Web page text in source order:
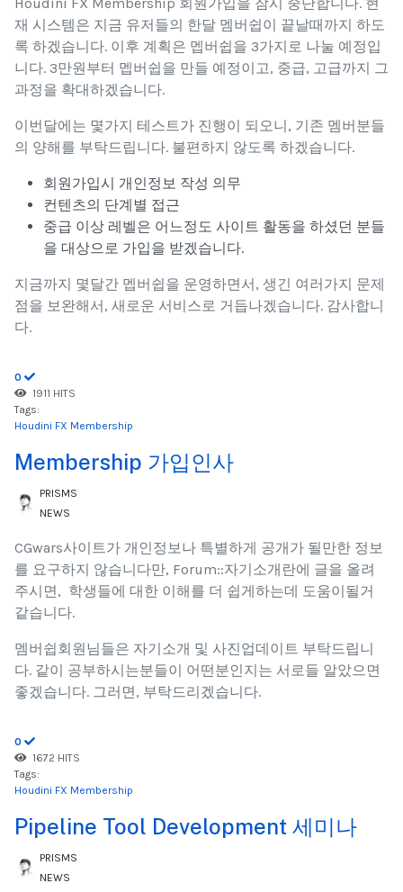
Houdini FX Membership 회원가입을 잠시 중단합니다. 현
재 시스템은 지금 유저들의 한달 멤버쉽이 끝날때까지 하도
록 하겠습니다. 이후 계획은 멥버쉽을 3가지로 나눌 예정입
니다. 3만원부터 멥버쉽을 만들 예정이고, 중급, 고급까지 그
과정을 확대하겠습니다.
이번달에는 몇가지 테스트가 진행이 되오니, 기존 멤버분들
의 양해를 부탁드립니다. 불편하지 않도록 하겠습니다.
회원가입시 개인정보 작성 의무
컨텐츠의 단계별 접근
중급 이상 레벨은 어느정도 사이트 활동을 하셨던 분들
을 대상으로 가입을 받겠습니다.
지금까지 몇달간 멥버쉽을 운영하면서, 생긴 여러가지 문제
점을 보완해서, 새로운 서비스로 거듭나겠습니다. 감사합니
다.
0
1911 HITS
Tags:
Houdini FX Membership
Membership 가입인사
PRISMS
NEWS
CGwars사이트가 개인정보나 특별하게 공개가 될만한 정보
를 요구하지 않습니다만, Forum::자기소개란에 글을 올려
주시면, 학생들에 대한 이해를 더 쉽게하는데 도움이될거
같습니다.
멤버쉽회원님들은 자기소개 및 사진업데이트 부탁드립니
다. 같이 공부하시는분들이 어떤분인지는 서로들 알았으면
좋겠습니다. 그러면, 부탁드리겠습니다.
0
1672 HITS
Tags:
Houdini FX Membership
Pipeline Tool Development 세미나
PRISMS
NEWS